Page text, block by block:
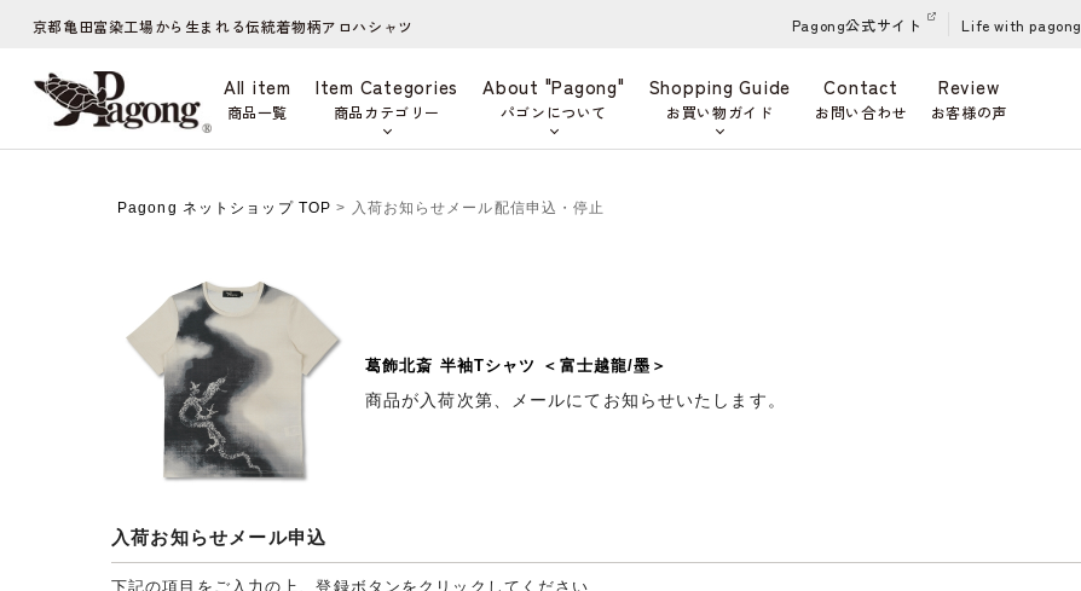
京都亀田富染工場から生まれる伝統着物柄アロハシャツ Pagong公式サイト Life with pagong
All item
商品一覧
Item Categories
商品カテゴリー
About "Pagong"
パゴンについて
Shopping Guide
お買い物ガイド
Contact
お問い合わせ
Review
お客様の声
Pagong ネットショップ TOP > 入荷お知らせメール配信申込・停止
葛飾北斎 半袖Tシャツ ＜富士越龍/墨＞
商品が入荷次第、メールにてお知らせいたします。
入荷お知らせメール申込
下記の項目をご入力の上、登録ボタンをクリックしてください